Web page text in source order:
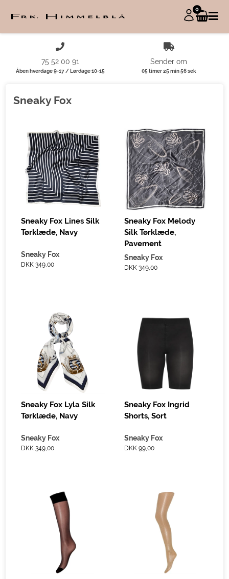
0
75 52 00 91
Åben hverdage 9-17 / Lørdage 10-15
Sender om
05 timer 25 min 56 sek
Sneaky Fox
Sneaky Fox Lines Silk
Tørklæde, Navy
Sneaky Fox
DKK 349,00
Sneaky Fox Melody
Silk Tørklæde,
Pavement
Sneaky Fox
DKK 349,00
Sneaky Fox Lyla Silk
Tørklæde, Navy
Sneaky Fox
DKK 349,00
Sneaky Fox Ingrid
Shorts, Sort
Sneaky Fox
DKK 99,00